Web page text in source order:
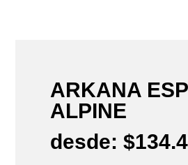
ARKANA
ALPINE
desde: